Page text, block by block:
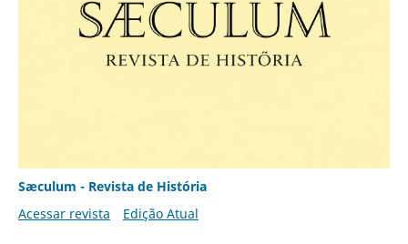
Sæculum - Revista de História
Acessar revista
Edição Atual